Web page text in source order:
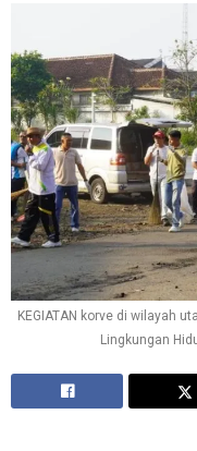
KEGIATAN korve di wilayah
Lingkungan